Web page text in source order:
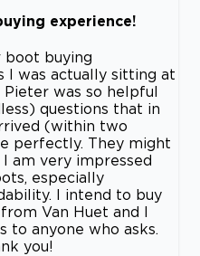
experience!
boot buying
I was actually sitting at
was so helpful
questions that in
(within two
perfectly. They might
am very impressed
especially
I intend to buy
Van Huet and I
to anyone who asks.
you!